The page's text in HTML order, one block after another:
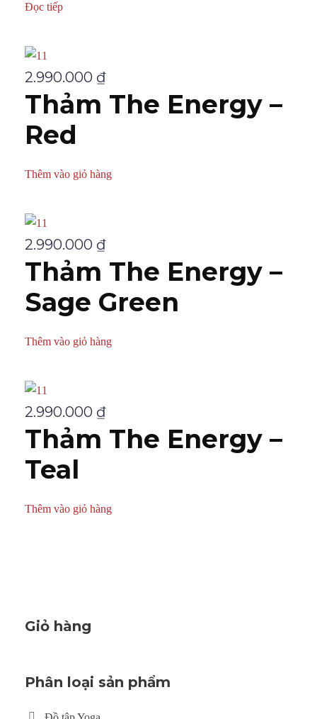
Đọc tiếp
2.990.000 ₫
Thảm The Energy –
Red
Thêm vào giỏ hàng
2.990.000 ₫
Thảm The Energy –
Sage Green
Thêm vào giỏ hàng
2.990.000 ₫
Thảm The Energy –
Teal
Thêm vào giỏ hàng
Giỏ hàng
Phân loại sản phẩm